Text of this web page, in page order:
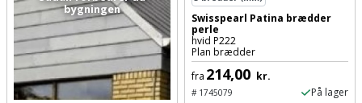
Slibeartikler
Smøring
og
rustopløser
Luftværktøj
Måleinstrumenter
Malersprøjte
Postkasse
Postkassestander
bygningen
Swisspearl Patina brædder
perle
hvid P222
Plan brædder
fra 214,00 kr.
#1745079 På lager